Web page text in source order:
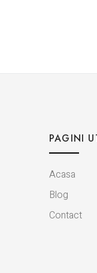
PAGINI
Acasa
Blog
Contact